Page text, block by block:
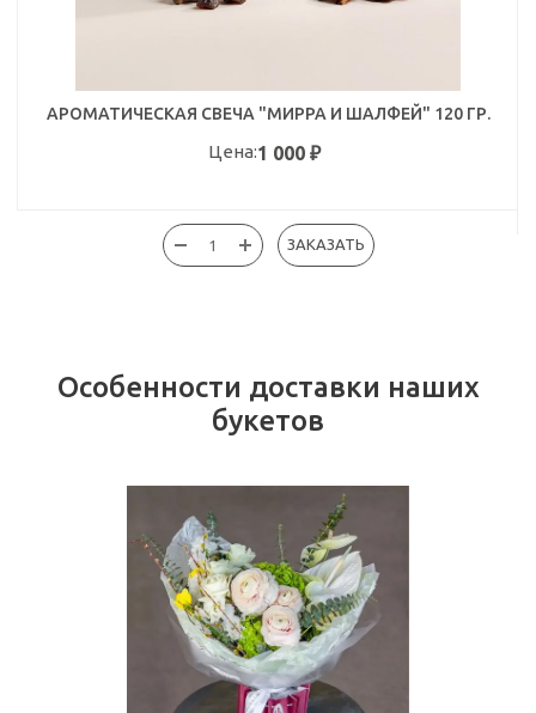
АРОМАТИЧЕСКАЯ СВЕЧА "МИРРА И ШАЛФЕЙ" 120 ГР.
Цена:1 000₽
ЗАКАЗАТЬ
Особенности доставки наших
букетов